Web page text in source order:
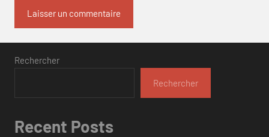
Rechercher
Rechercher
Recent Posts